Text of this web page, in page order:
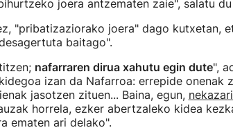
joera antzematen zaie", salatu
"pribatizaziorako joera" dago kutxetan,
baitago".
nafarraren dirua xahutu egin dute",
izan da Nafarroa: errepide onenak
jasotzen zituen... Baina, egun,
horrela, ezker abertzaleko kidea
ematen ari delako".